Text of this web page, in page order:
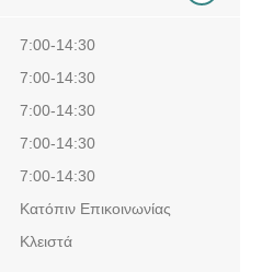
7:00-14:30
7:00-14:30
7:00-14:30
7:00-14:30
7:00-14:30
Κατόπιν Επικοινωνίας
Κλειστά